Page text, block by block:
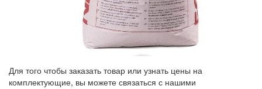
Для того чтобы заказать товар или узнать цены на
комплектующие, вы можете связаться с нашими